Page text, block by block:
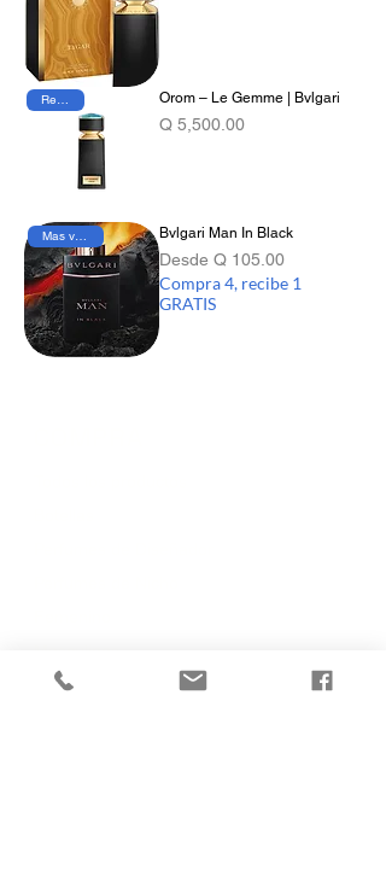
Reserva Orom – Le Gemme | Bvlgari
Precio
Q 5,500.00
Mas vendido Bvlgari Man In Black
Desde Q 105.00
Precio de oferta
Compra 4, recibe 1
GRATIS
Unisex